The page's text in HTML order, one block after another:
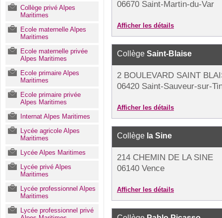
Collège privé Alpes
Maritimes
Ecole maternelle Alpes
Maritimes
Ecole maternelle privée
Alpes Maritimes
Ecole primaire Alpes
Maritimes
Ecole primaire privée
Alpes Maritimes
Internat Alpes Maritimes
Lycée agricole Alpes
Maritimes
Lycée Alpes Maritimes
Lycée privé Alpes
Maritimes
Lycée professionnel Alpes
Maritimes
Lycée professionnel privé
06670 Saint-Martin-du-Var
Afficher les détails
Collège Saint-Blaise
2 BOULEVARD SAINT
06420 Saint-Sauveur-sur-
Afficher les détails
Collège la Sine
214 CHEMIN DE LA SINE
06140 Vence
Afficher les détails